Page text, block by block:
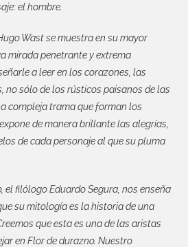
el hombre.
Wast se muestra en su mayor
mirada penetrante y extrema
a leer en los corazones, las
no sólo de los rústicos paisanos de las
compleja trama que forman los
de manera brillante las alegrías,
de cada personaje al que su pluma
el filólogo Eduardo Segura, nos enseña
su mitología es la historia de una
que esta es una de las aristas
en Flor de durazno. Nuestro